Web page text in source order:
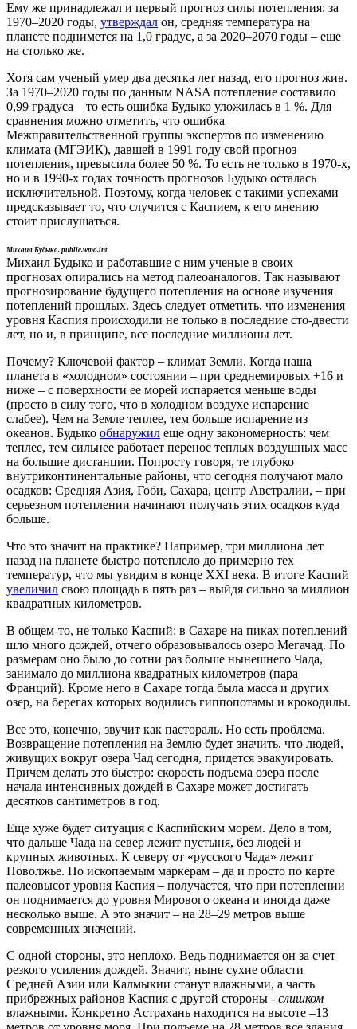
Ему же принадлежал и первый прогноз силы потепления: за
1970–2020 годы, утверждал он, средняя температура на
планете поднимется на 1,0 градус, а за 2020–2070 годы – еще
на столько же.
Хотя сам ученый умер два десятка лет назад, его прогноз жив.
За 1970–2020 годы по данным NASA потепление составило
0,99 градуса – то есть ошибка Будыко уложилась в 1 %. Для
сравнения можно отметить, что ошибка
Межправительственной группы экспертов по изменению
климата (МГЭИК), давшей в 1991 году свой прогноз
потепления, превысила более 50 %. То есть не только в 1970-х,
но и в 1990-х годах точность прогнозов Будыко осталась
исключительной. Поэтому, когда человек с такими успехами
предсказывает то, что случится с Каспием, к его мнению
стоит прислушаться.
Михаил Будыко. public.wmo.int
Михаил Будыко и работавшие с ним ученые в своих
прогнозах опирались на метод палеоаналогов. Так называют
прогнозирование будущего потепления на основе изучения
потеплений прошлых. Здесь следует отметить, что изменения
уровня Каспия происходили не только в последние сто-двести
лет, но и, в принципе, все последние миллионы лет.
Почему? Ключевой фактор – климат Земли. Когда наша
планета в «холодном» состоянии – при среднемировых +16 и
ниже – с поверхности ее морей испаряется меньше воды
(просто в силу того, что в холодном воздухе испарение
слабее). Чем на Земле теплее, тем больше испарение из
океанов. Будыко обнаружил еще одну закономерность: чем
теплее, тем сильнее работает перенос теплых воздушных масс
на большие дистанции. Попросту говоря, те глубоко
внутриконтинентальные районы, что сегодня получают мало
осадков: Средняя Азия, Гоби, Сахара, центр Австралии, – при
серьезном потеплении начинают получать этих осадков куда
больше.
Что это значит на практике? Например, три миллиона лет
назад на планете быстро потеплело до примерно тех
температур, что мы увидим в конце XXI века. В итоге Каспий
увеличил свою площадь в пять раз – выйдя сильно за миллион
квадратных километров.
В общем-то, не только Каспий: в Сахаре на пиках потеплений
шло много дождей, отчего образовывалось озеро Мегачад. По
размерам оно было до сотни раз больше нынешнего Чада,
занимало до миллиона квадратных километров (пара
Франций). Кроме него в Сахаре тогда была масса и других
озер, на берегах которых водились гиппопотамы и крокодилы.
Все это, конечно, звучит как пастораль. Но есть проблема.
Возвращение потепления на Землю будет значить, что людей,
живущих вокруг озера Чад сегодня, придется эвакуировать.
Причем делать это быстро: скорость подъема озера после
начала интенсивных дождей в Сахаре может достигать
десятков сантиметров в год.
Еще хуже будет ситуация с Каспийским морем. Дело в том,
что дальше Чада на север лежит пустыня, без людей и
крупных животных. К северу от «русского Чада» лежит
Поволжье. По ископаемым маркерам – да и просто по карте
палеовысот уровня Каспия – получается, что при потеплении
он поднимается до уровня Мирового океана и иногда даже
несколько выше. А это значит – на 28–29 метров выше
современных значений.
С одной стороны, это неплохо. Ведь поднимается он за счет
резкого усиления дождей. Значит, ныне сухие области
Средней Азии или Калмыкии станут влажными, а часть
прибрежных районов Каспия с другой стороны - слишком
влажными. Конкретно Астрахань находится на высоте –13